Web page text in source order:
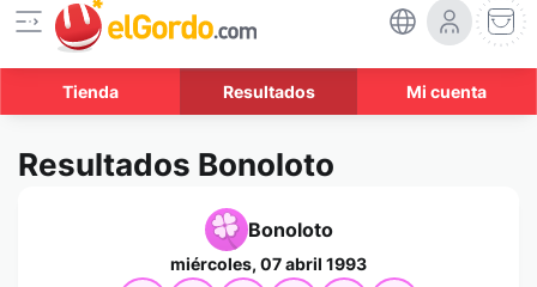
Tienda Resultados Mi cuenta
Resultados Bonoloto
Bonoloto
miércoles, 07 abril 1993